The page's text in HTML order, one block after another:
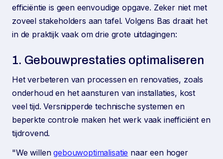
efficiëntie is geen eenvoudige opgave. Zeker niet met
zoveel stakeholders aan tafel. Volgens Bas draait het
in de praktijk vaak om drie grote uitdagingen:
1. Gebouwprestaties optimaliseren
Het verbeteren van processen en renovaties, zoals
onderhoud en het aansturen van installaties, kost
veel tijd. Versnipperde technische systemen en
beperkte controle maken het werk vaak inefficiënt en
tijdrovend.
"We willengebouwoptimalisatie naar een hoger